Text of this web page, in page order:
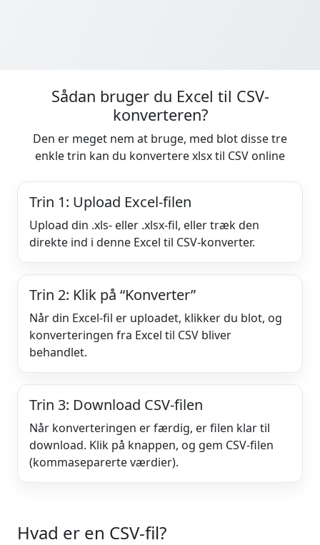
Sådan bruger du Excel til CSV-
konverteren?
Den er meget nem at bruge, med blot disse tre
enkle trin kan du konvertere xlsx til CSV online
Trin 1: Upload Excel-filen
Upload din .xls- eller .xlsx-fil, eller træk den
direkte ind i denne Excel til CSV-konverter.
Trin 2: Klik på “Konverter”
Når din Excel-fil er uploadet, klikker du blot, og
konverteringen fra Excel til CSV bliver
behandlet.
Trin 3: Download CSV-filen
Når konverteringen er færdig, er filen klar til
download. Klik på knappen, og gem CSV-filen
(kommaseparerte værdier).
Hvad er en CSV-fil?